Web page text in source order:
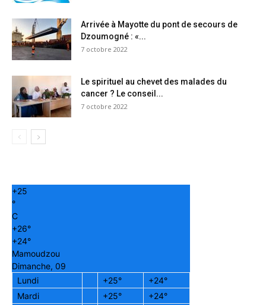
Arrivée à Mayotte du pont de secours de
Dzoumogné : «...
7 octobre 2022
Le spirituel au chevet des malades du
cancer ? Le conseil...
7 octobre 2022
+25
°
C
+26°
+24°
Mamoudzou
Dimanche, 09
Lundi
+25° +24°
Mardi
+25° +24°